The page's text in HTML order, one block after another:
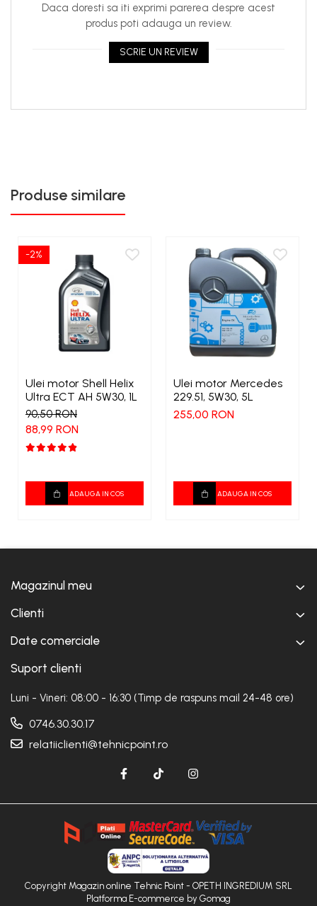
Daca doresti sa iti exprimi parerea despre acest
produs poti adauga un review.
SCRIE UN REVIEW
Produse similare
-2%
Ulei motor Shell Helix
Ultra ECT AH 5W30, 1L
90,50 RON
88,99 RON
ADAUGA IN COS
Ulei motor Mercedes
229.51, 5W30, 5L
255,00 RON
ADAUGA IN COS
Magazinul meu
Clienti
Date comerciale
Suport clienti
Luni - Vineri: 08:00 - 16:30 (Timp de raspuns mail 24-48 ore)
0746.30.30.17
relatiiclienti@tehnicpoint.ro
Copyright Magazin online Tehnic Point - OPETH INGREDIUM SRL
Platforma E-commerce by Gomag